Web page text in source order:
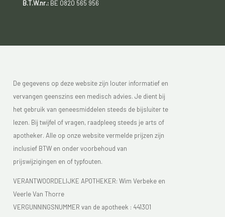
B.T.W.nr.:BE 0820 565 956
De gegevens op deze website zijn louter informatief en
vervangen geenszins een medisch advies. Je dient bij
het gebruik van geneesmiddelen steeds de bijsluiter te
lezen. Bij twijfel of vragen, raadpleeg steeds je arts of
apotheker. Alle op onze website vermelde prijzen zijn
inclusief BTW en onder voorbehoud van
prijswijzigingen en of typfouten.
VERANTWOORDELIJKE APOTHEKER: Wim Verbeke en
Veerle Van Thorre
VERGUNNINGSNUMMER van de apotheek : 441301